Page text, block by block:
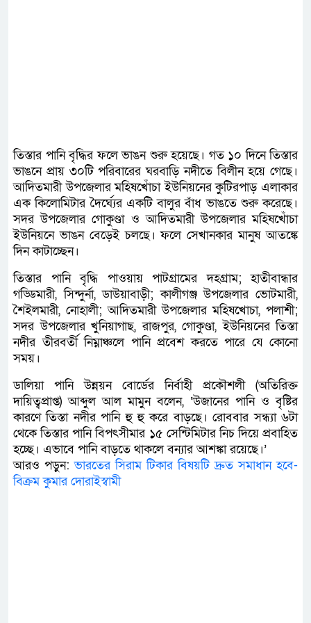
তিস্তার পানি বৃদ্ধির ফলে ভাঙন শুরু হয়েছে। গত ১০ দিনে তিস্তার
ভাঙনে প্রায় ৩০টি পরিবারের ঘরবাড়ি নদীতে বিলীন হয়ে গেছে।
আদিতমারী উপজেলার মহিষখোঁচা ইউনিয়নের কুটিরপাড় এলাকার
এক কিলোমিটার দৈর্ঘ্যের একটি বালুর বাঁধ ভাঙতে শুরু করেছে।
সদর উপজেলার গোকুণ্ডা ও আদিতমারী উপজেলার মহিষখোঁচা
ইউনিয়নে ভাঙন বেড়েই চলছে। ফলে সেখানকার মানুষ আতঙ্কে
দিন কাটাচ্ছেন।
তিস্তার পানি বৃদ্ধি পাওয়ায় পাটগ্রামের দহগ্রাম; হাতীবান্ধার
গড্ডিমারী, সিন্দুর্না, ডাউয়াবাড়ী; কালীগঞ্জ উপজেলার ভোটমারী,
শৈইলমারী, নোহালী; আদিতমারী উপজেলার মহিষখোচা, পলাশী;
সদর উপজেলার খুনিয়াগাছ, রাজপুর, গোকুণ্ডা, ইউনিয়নের তিস্তা
নদীর তীরবর্তী নিম্নাঞ্চলে পানি প্রবেশ করতে পারে যে কোনো
সময়।
ডালিয়া পানি উন্নয়ন বোর্ডের নির্বাহী প্রকৌশলী (অতিরিক্ত
দায়িত্বপ্রাপ্ত) আব্দুল আল মামুন বলেন, ‘উজানের পানি ও বৃষ্টির
কারণে তিস্তা নদীর পানি হু হু করে বাড়ছে। রোববার সন্ধ্যা ৬টা
থেকে তিস্তার পানি বিপৎসীমার ১৫ সেন্টিমিটার নিচ দিয়ে প্রবাহিত
হচ্ছে। এভাবে পানি বাড়তে থাকলে বন্যার আশঙ্কা রয়েছে।’
আরও পড়ুন:ভারতের সিরাম টিকার বিষয়টি দ্রুত সমাধান হবে-
বিক্রম কুমার দোরাইস্বামী